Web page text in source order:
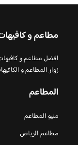
مطاعم و
افضل مطاعم و
زوار المطاعم و
المطاعم
منيو المطاعم
مطاعم الرياض